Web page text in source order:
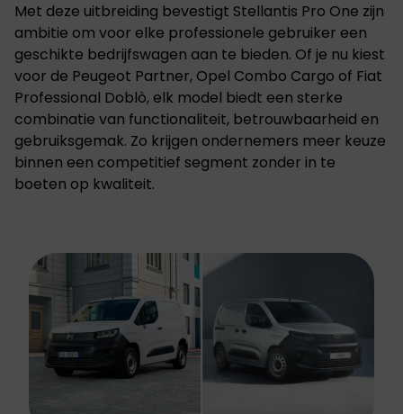
Met deze uitbreiding bevestigt Stellantis Pro One zijn
ambitie om voor elke professionele gebruiker een
geschikte bedrijfswagen aan te bieden. Of je nu kiest
voor de Peugeot Partner, Opel Combo Cargo of Fiat
Professional Doblò, elk model biedt een sterke
combinatie van functionaliteit, betrouwbaarheid en
gebruiksgemak. Zo krijgen ondernemers meer keuze
binnen een competitief segment zonder in te
boeten op kwaliteit.